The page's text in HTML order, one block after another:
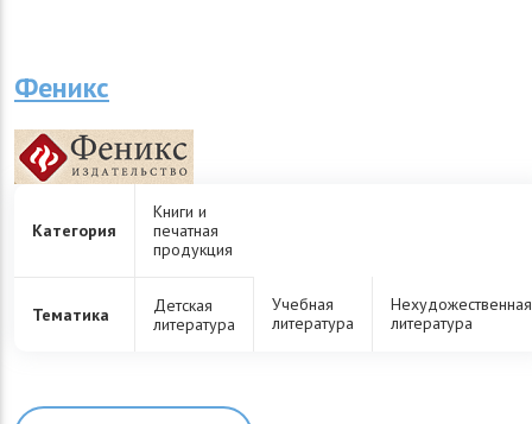
Феникс
Категория
Книги и
печатная
продукция
Тематика
Детская
литература
Учебная
литература
Нехудожественная
литература